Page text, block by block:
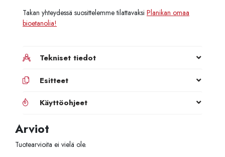
Takan yhteydessä suosittelemme tilattavaksi Planikan omaa
bioetanolia!
Tekniset tiedot
Esitteet
Käyttöohjeet
Arviot
Tuotearvioita ei vielä ole.